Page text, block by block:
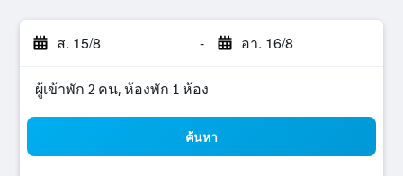
ส. 15/8 - อา. 16/8
ผู้เข้าพัก 2 คน, ห้องพัก 1 ห้อง
ค้นหา